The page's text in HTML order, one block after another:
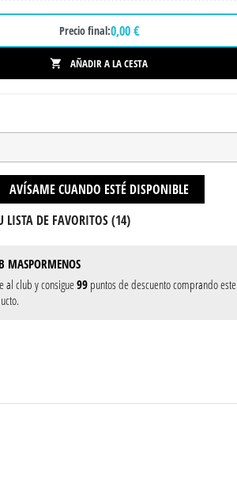
Precio final:0,00 €
 AÑADIR A LA CESTA
AVÍSAME CUANDO ESTÉ DISPONIBLE
LISTA DE FAVORITOS (14)
MASPORMENOS
al club y consigue99puntos de descuento comprando este